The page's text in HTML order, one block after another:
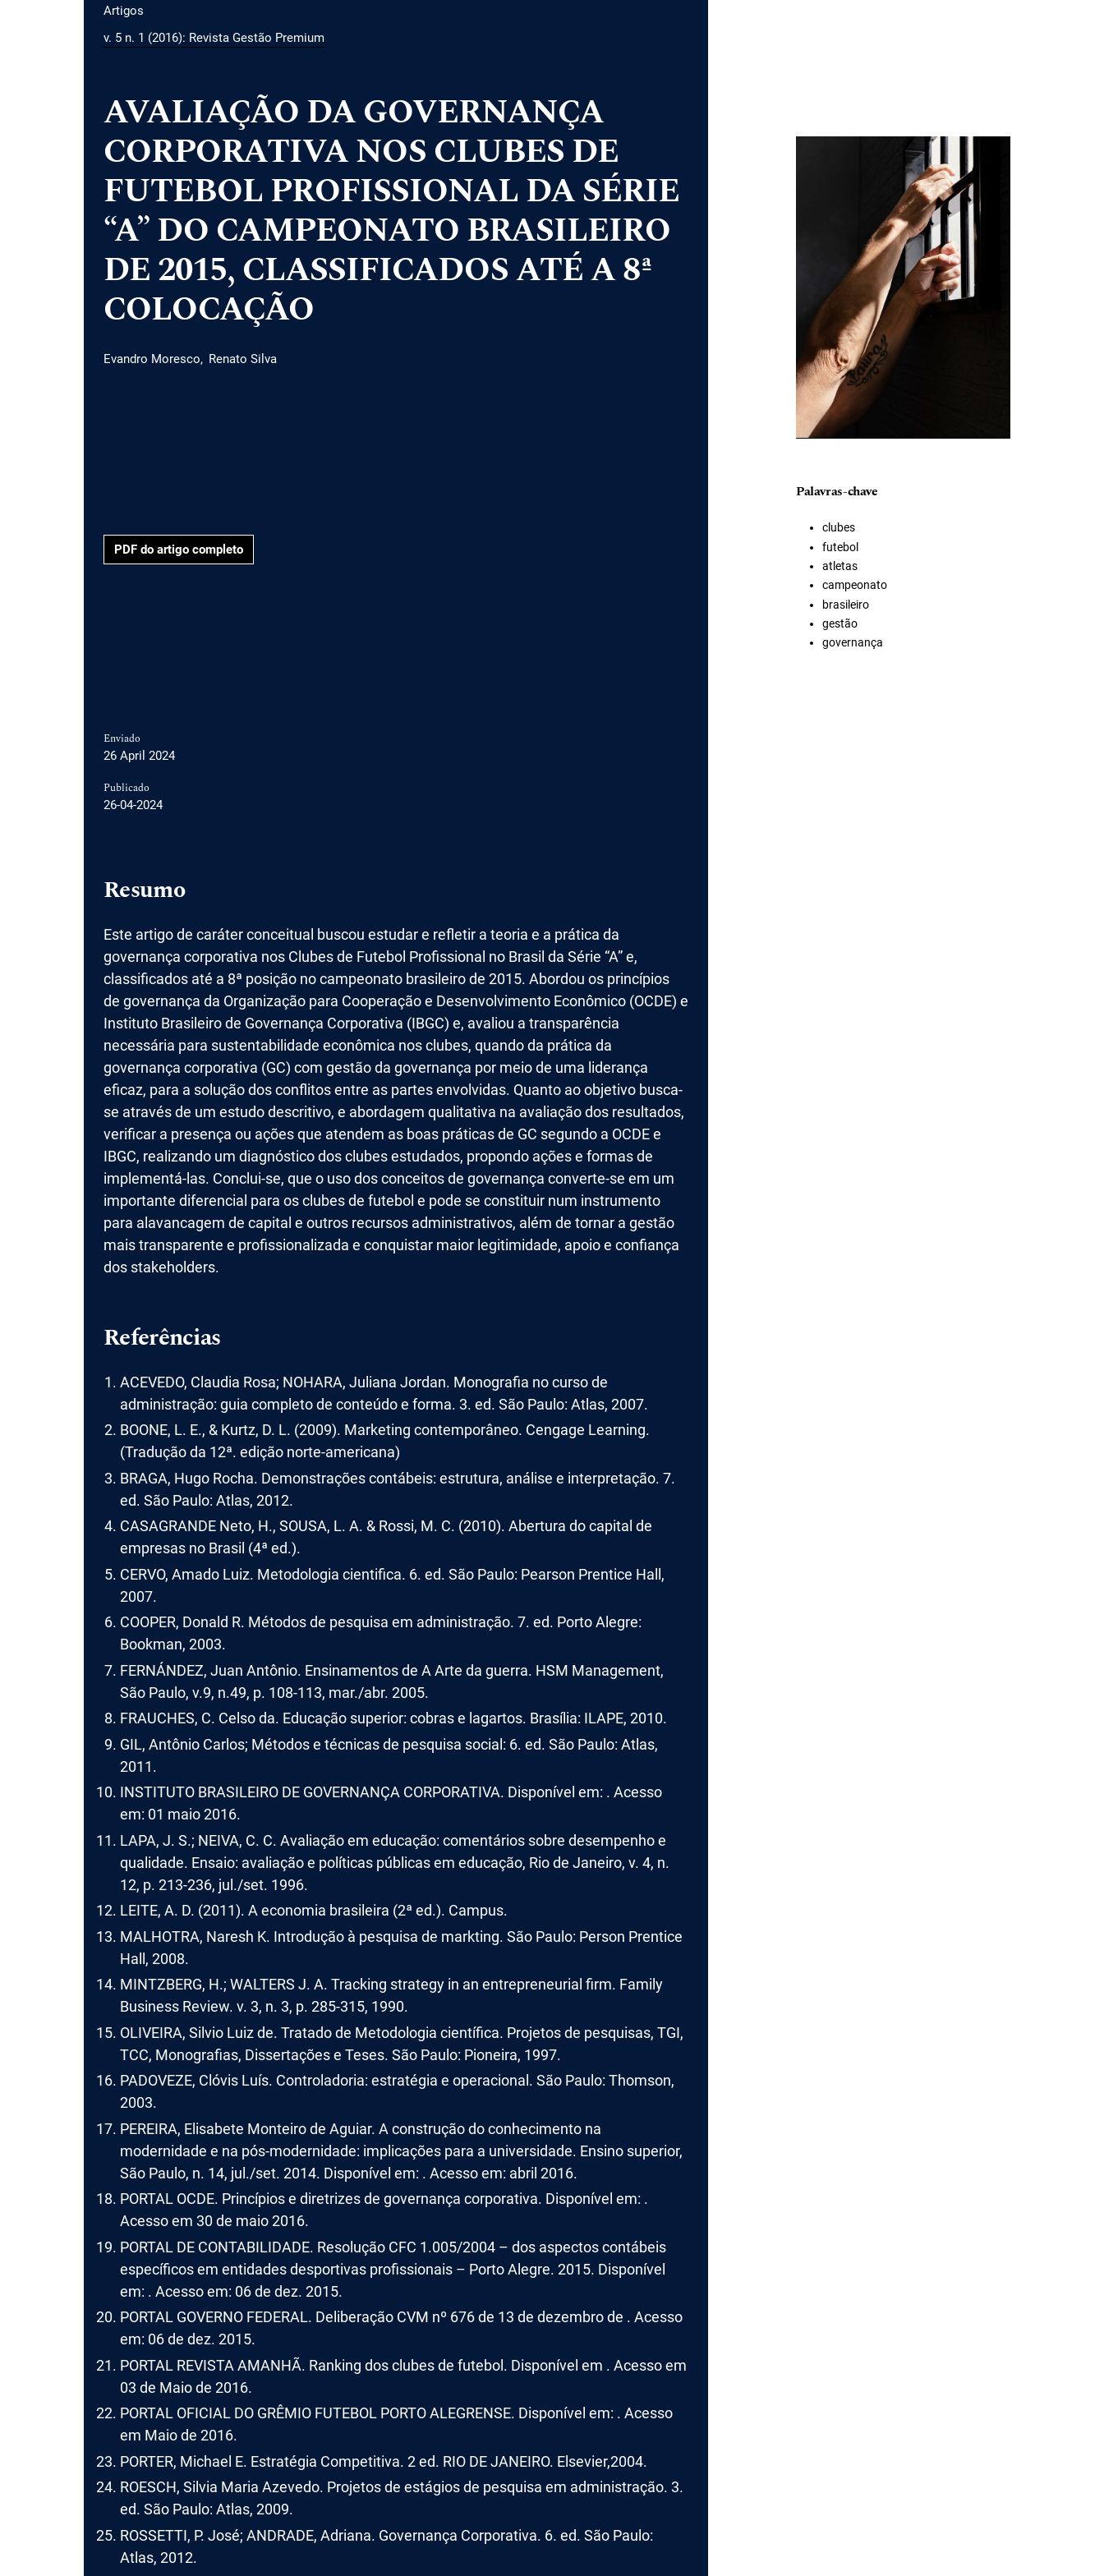
Artigos
v. 5 n. 1 (2016): Revista Gestão Premium
AVALIAÇÃO DA GOVERNANÇA
CORPORATIVA NOS CLUBES DE
FUTEBOL PROFISSIONAL DA SÉRIE
“A” DO CAMPEONATO BRASILEIRO
DE 2015, CLASSIFICADOS ATÉ A 8ª
COLOCAÇÃO
Evandro Moresco Renato Silva
PDF do artigo completo
Enviado
26 April 2024
Publicado
26-04-2024
Resumo
Este artigo de caráter conceitual buscou estudar e refletir a teoria e a prática da
governança corporativa nos Clubes de Futebol Profissional no Brasil da Série “A” e,
classificados até a 8ª posição no campeonato brasileiro de 2015. Abordou os princípios
de governança da Organização para Cooperação e Desenvolvimento Econômico (OCDE) e
Instituto Brasileiro de Governança Corporativa (IBGC) e, avaliou a transparência
necessária para sustentabilidade econômica nos clubes, quando da prática da
governança corporativa (GC) com gestão da governança por meio de uma liderança
eficaz, para a solução dos conflitos entre as partes envolvidas. Quanto ao objetivo busca-
se através de um estudo descritivo, e abordagem qualitativa na avaliação dos resultados,
verificar a presença ou ações que atendem as boas práticas de GC segundo a OCDE e
IBGC, realizando um diagnóstico dos clubes estudados, propondo ações e formas de
implementá-las. Conclui-se, que o uso dos conceitos de governança converte-se em um
importante diferencial para os clubes de futebol e pode se constituir num instrumento
para alavancagem de capital e outros recursos administrativos, além de tornar a gestão
mais transparente e profissionalizada e conquistar maior legitimidade, apoio e confiança
dos stakeholders.
Referências
ACEVEDO, Claudia Rosa; NOHARA, Juliana Jordan. Monografia no curso de
administração: guia completo de conteúdo e forma. 3. ed. São Paulo: Atlas, 2007.
BOONE, L. E., & Kurtz, D. L. (2009). Marketing contemporâneo. Cengage Learning.
(Tradução da 12ª. edição norte-americana)
BRAGA, Hugo Rocha. Demonstrações contábeis: estrutura, análise e interpretação. 7.
ed. São Paulo: Atlas, 2012.
CASAGRANDE Neto, H., SOUSA, L. A. & Rossi, M. C. (2010). Abertura do capital de
empresas no Brasil (4ª ed.).
CERVO, Amado Luiz. Metodologia cientifica. 6. ed. São Paulo: Pearson Prentice Hall,
2007.
COOPER, Donald R. Métodos de pesquisa em administração. 7. ed. Porto Alegre:
Bookman, 2003.
FERNÁNDEZ, Juan Antônio. Ensinamentos de A Arte da guerra. HSM Management,
São Paulo, v.9, n.49, p. 108-113, mar./abr. 2005.
FRAUCHES, C. Celso da. Educação superior: cobras e lagartos. Brasília: ILAPE, 2010.
GIL, Antônio Carlos; Métodos e técnicas de pesquisa social: 6. ed. São Paulo: Atlas,
2011.
INSTITUTO BRASILEIRO DE GOVERNANÇA CORPORATIVA. Disponível em: . Acesso
em: 01 maio 2016.
LAPA, J. S.; NEIVA, C. C. Avaliação em educação: comentários sobre desempenho e
qualidade. Ensaio: avaliação e políticas públicas em educação, Rio de Janeiro, v. 4, n.
12, p. 213-236, jul./set. 1996.
LEITE, A. D. (2011). A economia brasileira (2ª ed.). Campus.
MALHOTRA, Naresh K. Introdução à pesquisa de markting. São Paulo: Person Prentice
Hall, 2008.
MINTZBERG, H.; WALTERS J. A. Tracking strategy in an entrepreneurial firm. Family
Business Review. v. 3, n. 3, p. 285-315, 1990.
OLIVEIRA, Silvio Luiz de. Tratado de Metodologia científica. Projetos de pesquisas, TGI,
TCC, Monografias, Dissertações e Teses. São Paulo: Pioneira, 1997.
PADOVEZE, Clóvis Luís. Controladoria: estratégia e operacional. São Paulo: Thomson,
2003.
PEREIRA, Elisabete Monteiro de Aguiar. A construção do conhecimento na
modernidade e na pós-modernidade: implicações para a universidade. Ensino superior,
São Paulo, n. 14, jul./set. 2014. Disponível em: . Acesso em: abril 2016.
PORTAL OCDE. Princípios e diretrizes de governança corporativa. Disponível em: .
Acesso em 30 de maio 2016.
PORTAL DE CONTABILIDADE. Resolução CFC 1.005/2004 – dos aspectos contábeis
específicos em entidades desportivas profissionais – Porto Alegre. 2015. Disponível
em: . Acesso em: 06 de dez. 2015.
PORTAL GOVERNO FEDERAL. Deliberação CVM nº 676 de 13 de dezembro de . Acesso
em: 06 de dez. 2015.
PORTAL REVISTA AMANHÃ. Ranking dos clubes de futebol. Disponível em . Acesso em
03 de Maio de 2016.
PORTAL OFICIAL DO GRÊMIO FUTEBOL PORTO ALEGRENSE. Disponível em: . Acesso
em Maio de 2016.
PORTER, Michael E. Estratégia Competitiva. 2 ed. RIO DE JANEIRO. Elsevier,2004.
ROESCH, Silvia Maria Azevedo. Projetos de estágios de pesquisa em administração. 3.
ed. São Paulo: Atlas, 2009.
ROSSETTI, P. José; ANDRADE, Adriana. Governança Corporativa. 6. ed. São Paulo:
Atlas, 2012.
Imagem de capa
Palavras-chave
clubes
futebol
atletas
campeonato
brasileiro
gestão
governança